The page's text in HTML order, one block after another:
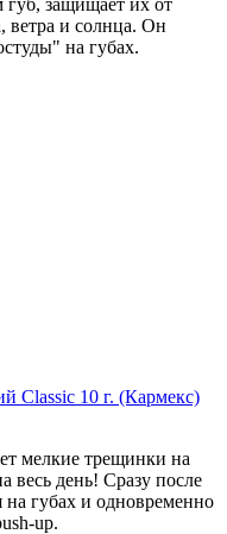
ветра и солнца. Он
на губах.
Classic 10 г. (Кармекс)
мелкие трещинки на
весь день! Сразу после
губах и одновременно
up.